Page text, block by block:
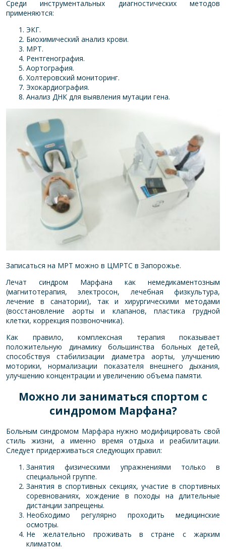
Среди инструментальных диагностических методов
применяются:
ЭКГ.
Биохимический анализ крови.
МРТ.
Рентгенография.
Аортография.
Холтеровский мониторинг.
Эхокардиография.
Анализ ДНК для выявления мутации гена.
Записаться на МРТ можно в ЦМРТС в Запорожье.
Лечат синдром Марфана как немедикаментозным
(магнитотерапия, электросон, лечебная физкультура,
лечение в санатории), так и хирургическими методами
(восстановление аорты и клапанов, пластика грудной
клетки, коррекция позвоночника).
Как правило, комплексная терапия показывает
положительную динамику большинства больных детей,
способствуя стабилизации диаметра аорты, улучшению
моторики, нормализации показателя внешнего дыхания,
улучшению концентрации и увеличению объема памяти.
Можно ли заниматься спортом с
синдромом Марфана?
Больным синдромом Марфара нужно модифицировать свой
стиль жизни, а именно время отдыха и реабилитации.
Следует придерживаться следующих правил:
Занятия физическими упражнениями только в
специальной группе.
Занятия в спортивных секциях, участие в спортивных
соревнованиях, хождение в походы на длительные
дистанции запрещены.
Необходимо регулярно проходить медицинские
осмотры.
Не желательно проживать в стране с жарким
климатом.